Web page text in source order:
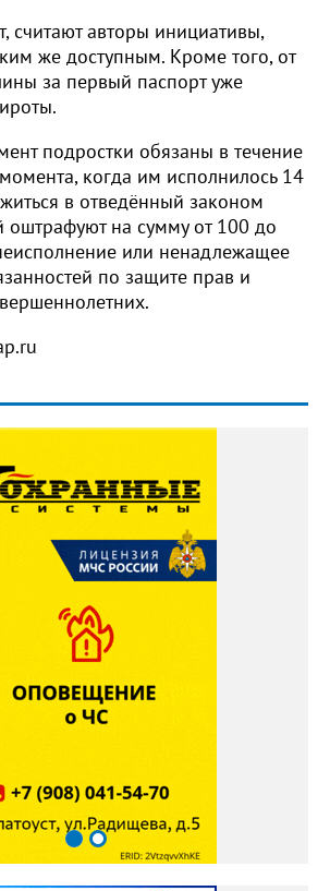
считают авторы инициативы,
же доступным. Кроме того, от
за первый паспорт уже
подростки обязаны в течение
когда им исполнилось 14
в отведённый законом
оштрафуют на сумму от 100 до
или ненадлежащее
по защите прав и